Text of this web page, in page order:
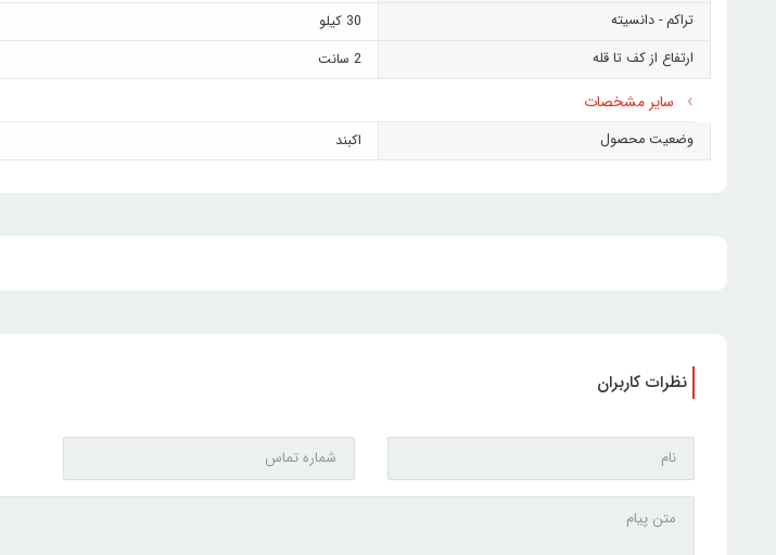
تراکم - دانسیته
30 کیلو
ارتفاع از کف تا قله
2 سانت
سایر مشخصات
وضعیت محصول اکبند
نظرات کاربران